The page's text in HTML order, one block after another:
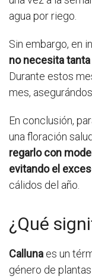
agua por riego.
Sin embargo, en
no necesita
Durante estos
mes,
En conclusión,
una floración
regarlo con
evitando el
cálidos del año.
¿Qué
Calluna es un
género de